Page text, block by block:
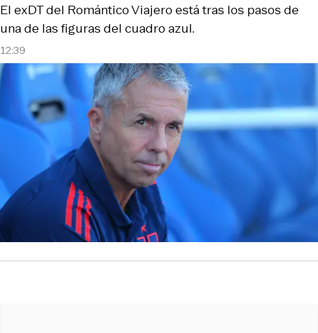
12:39
El exDT del Romántico Viajero está tras los pasos de
una de las figuras del cuadro azul.